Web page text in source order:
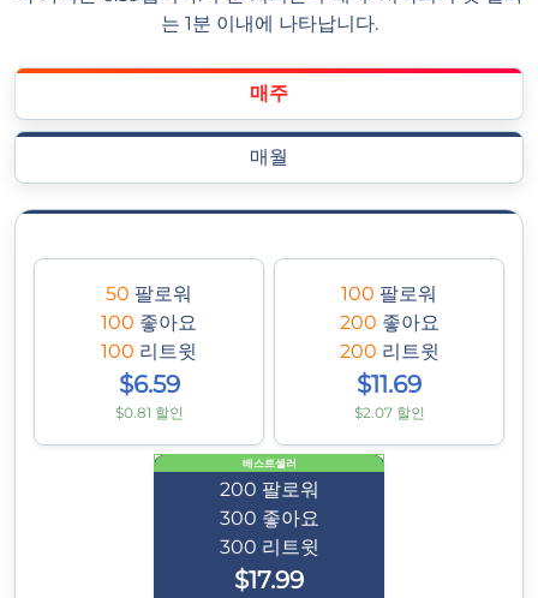
는 1분 이내에 나타납니다.
매주
매월
50 팔로워
100 좋아요
100 리트윗
$6.59
$0.81 할인
100 팔로워
200 좋아요
200 리트윗
$11.69
$2.07 할인
베스트셀러
200 팔로워
300 좋아요
300 리트윗
$17.99